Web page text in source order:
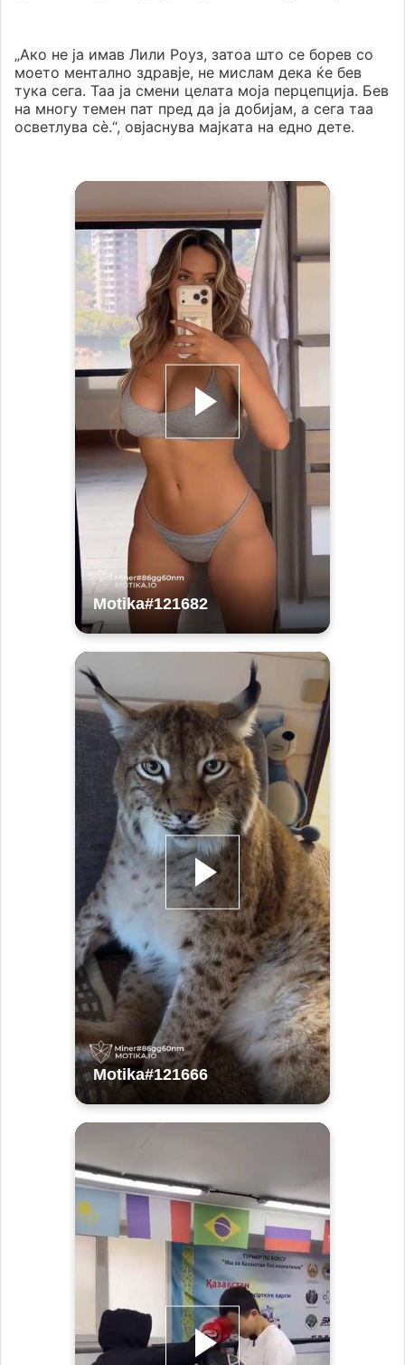
„Ако не ја имав Лили Роуз, затоа што се борев со
моето ментално здравје, не мислам дека ќе бев
тука сега. Таа ја смени целата моја перцепција. Бев
на многу темен пат пред да ја добијам, а сега таа
осветлува сѐ.“, овјаснува мајката на едно дете.